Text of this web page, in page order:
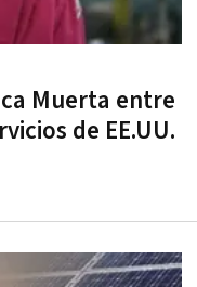
Muerta entre
de EE.UU.